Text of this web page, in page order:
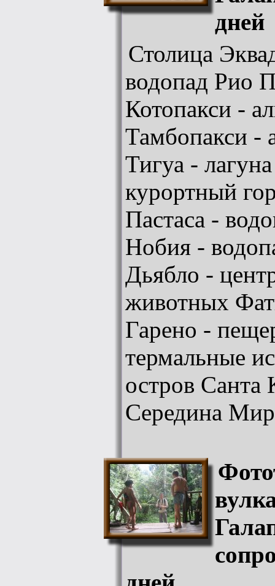
дней
Столица
водопад Рио
Котопакси -
Тамбопакси -
Тигуа -
курортный
Пастаса -
Нобия -
Дьябло -
животных
Гарено -
термальные
остров Санта
Середина